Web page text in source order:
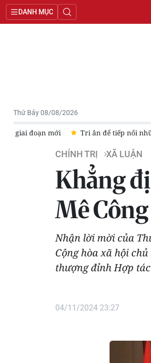
DANH MỤC
Thứ Bảy 08/08/2026
giai đoạn mới Tri ân để tiếp nối
CHÍNH TRỊ XÃ LUẬN
Khẳng
Mê Công
Nhận lời mời của
Cộng hòa xã hội
thượng đỉnh Hợp tác
04/11/2024 23:27